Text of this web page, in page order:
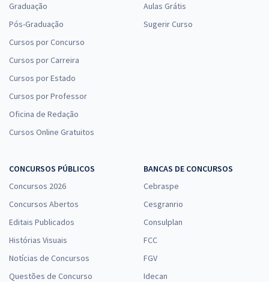
Graduação
Pós-Graduação
Cursos por Concurso
Cursos por Carreira
Cursos por Estado
Cursos por Professor
Oficina de Redação
Cursos Online Gratuitos
Aulas Grátis
Sugerir Curso
CONCURSOS PÚBLICOS
Concursos 2026
Concursos Abertos
Editais Publicados
Histórias Visuais
Notícias de Concursos
Questões de Concurso
BANCAS DE CONCURSOS
Cebraspe
Cesgranrio
Consulplan
FCC
FGV
Idecan